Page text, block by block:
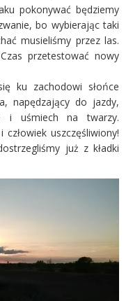
pokonywać będziemy
bo wybierając taki
musieliśmy przez las.
przetestować nowy
ku zachodowi słońce
napędzający do jazdy,
i uśmiech na twarzy.
uszczęśliwiony!
już z kładki